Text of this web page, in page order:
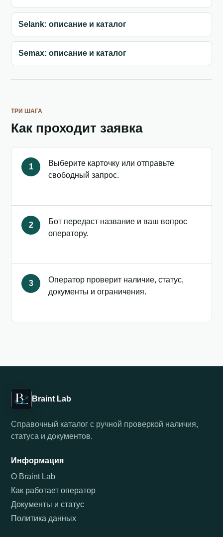
Selank: описание и каталог
Semax: описание и каталог
ТРИ ШАГА
Как проходит заявка
1
Выберите карточку или отправьте
свободный запрос.
2
Бот передаст название и ваш вопрос
оператору.
3
Оператор проверит наличие, статус,
документы и ограничения.
Braint Lab
Справочный каталог с ручной проверкой наличия,
статуса и документов.
Информация
О Braint Lab
Как работает оператор
Документы и статус
Политика данных